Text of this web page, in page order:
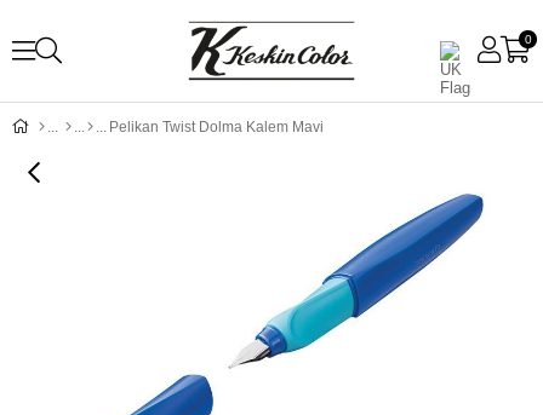
0
Pelikan Twist Dolma Kalem Mavi